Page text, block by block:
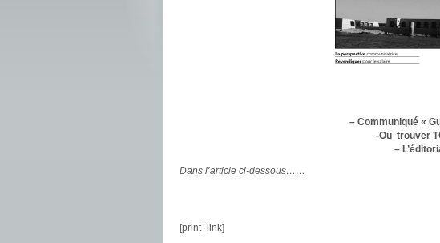
– Communiqué «
-Ou trouver
–
Dans l’article ci-dessous……
[print_link]